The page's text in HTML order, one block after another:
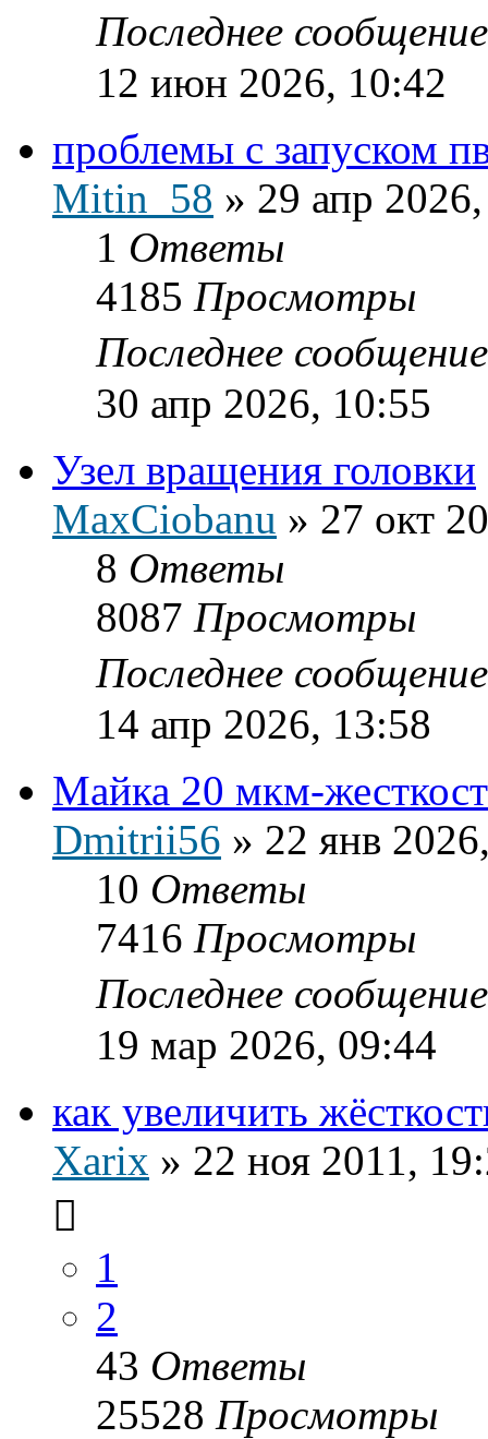
Последнее
12 июн 2026, 10:42
проблемы с запуском
Mitin_58 » 29 апр
1 Ответы
4185 Просмотры
Последнее
30 апр 2026, 10:55
Узел вращения головки
MaxCiobanu » 27 окт
8 Ответы
8087 Просмотры
Последнее
14 апр 2026, 13:58
Майка 20 мкм-
Dmitrii56 » 22 янв
10 Ответы
7416 Просмотры
Последнее
19 мар 2026, 09:44
как увеличить
Xarix » 22 ноя 2011,
1
2
43 Ответы
25528 Просмотры